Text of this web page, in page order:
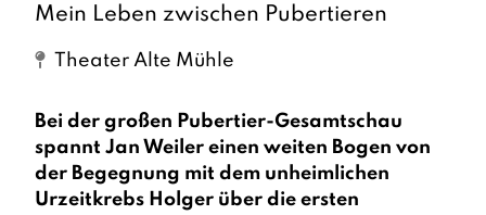
Mein Leben zwischen Pubertieren
Theater Alte Mühle
Bei der großen Pubertier-Gesamtschau
spannt Jan Weiler einen weiten Bogen von
der Begegnung mit dem unheimlichen
Urzeitkrebs Holger über die ersten